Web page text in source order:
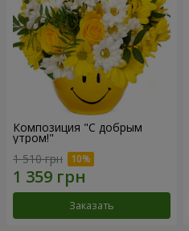
Композиция "С добрым
утром!"
1 510 грн
Заказать